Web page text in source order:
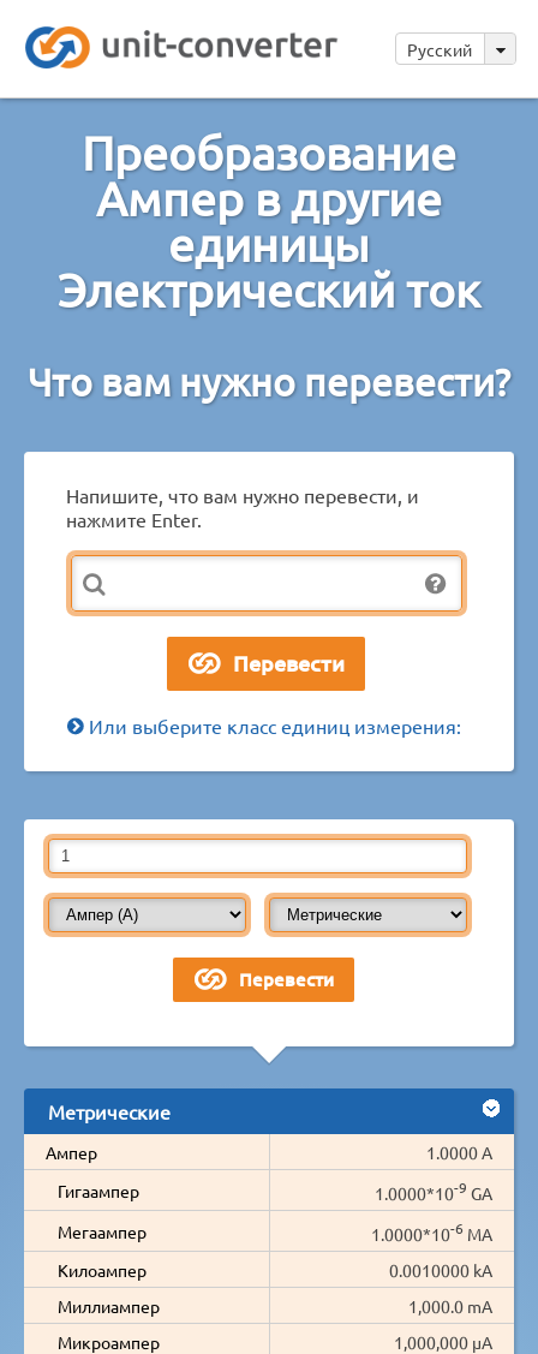
Русский
Преобразование
Ампер в другие
единицы
Электрический ток
Что вам нужно перевести?
Напишите, что вам нужно перевести, и
нажмите Enter.
Или выберите класс единиц измерения:
Метрические
Ампер
1.0000 A
Гигаампер
1.0000*10-9 GA
Мегаампер
1.0000*10-6 MA
Килоампер
0.0010000 kA
Миллиампер
1,000.0 mA
Микроампер
1,000,000 µA